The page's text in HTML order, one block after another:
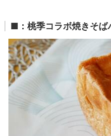
■：桃季コラボ焼きそば